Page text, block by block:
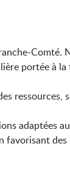
Comté.
portée à
ressources,
adaptées